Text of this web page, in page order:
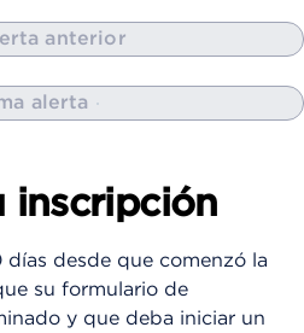
anterior
alerta
inscripción
desde que comenzó la
su formulario de
y que deba iniciar un